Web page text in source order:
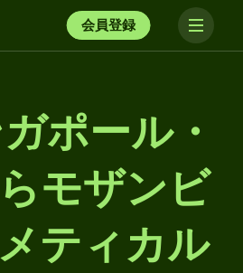
会員登録
ポール・
モザンビ
ティカル